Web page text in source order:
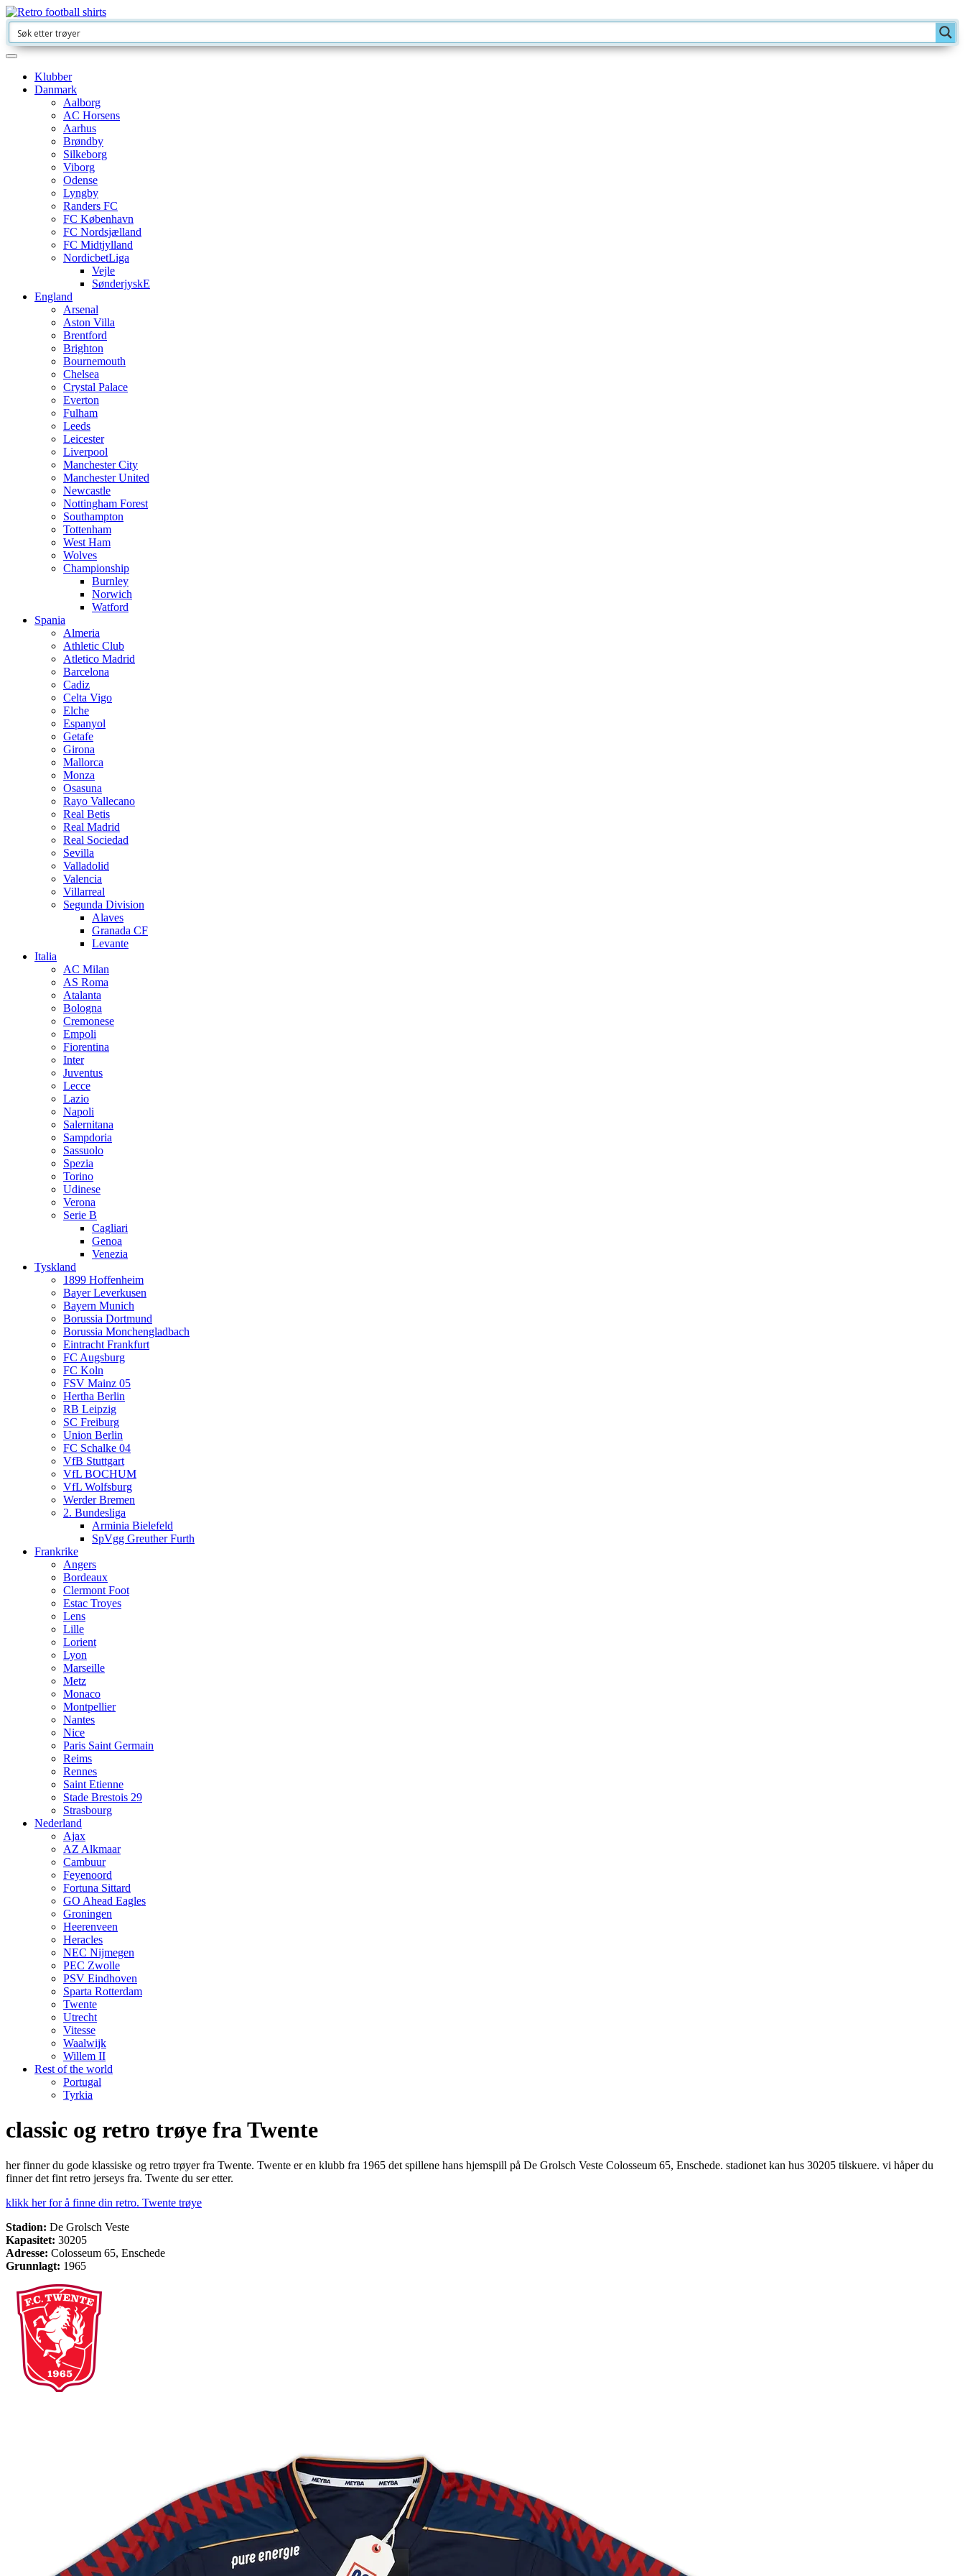
Klubber
Danmark
Aalborg
AC Horsens
Aarhus
Brøndby
Silkeborg
Viborg
Odense
Lyngby
Randers FC
FC København
FC Nordsjælland
FC Midtjylland
NordicbetLiga
Vejle
SønderjyskE
England
Arsenal
Aston Villa
Brentford
Brighton
Bournemouth
Chelsea
Crystal Palace
Everton
Fulham
Leeds
Leicester
Liverpool
Manchester City
Manchester United
Newcastle
Nottingham Forest
Southampton
Tottenham
West Ham
Wolves
Championship
Burnley
Norwich
Watford
Spania
Almeria
Athletic Club
Atletico Madrid
Barcelona
Cadiz
Celta Vigo
Elche
Espanyol
Getafe
Girona
Mallorca
Monza
Osasuna
Rayo Vallecano
Real Betis
Real Madrid
Real Sociedad
Sevilla
Valladolid
Valencia
Villarreal
Segunda Division
Alaves
Granada CF
Levante
Italia
AC Milan
AS Roma
Atalanta
Bologna
Cremonese
Empoli
Fiorentina
Inter
Juventus
Lecce
Lazio
Napoli
Salernitana
Sampdoria
Sassuolo
Spezia
Torino
Udinese
Verona
Serie B
Cagliari
Genoa
Venezia
Tyskland
1899 Hoffenheim
Bayer Leverkusen
Bayern Munich
Borussia Dortmund
Borussia Monchengladbach
Eintracht Frankfurt
FC Augsburg
FC Koln
FSV Mainz 05
Hertha Berlin
RB Leipzig
SC Freiburg
Union Berlin
FC Schalke 04
VfB Stuttgart
VfL BOCHUM
VfL Wolfsburg
Werder Bremen
2. Bundesliga
Arminia Bielefeld
SpVgg Greuther Furth
Frankrike
Angers
Bordeaux
Clermont Foot
Estac Troyes
Lens
Lille
Lorient
Lyon
Marseille
Metz
Monaco
Montpellier
Nantes
Nice
Paris Saint Germain
Reims
Rennes
Saint Etienne
Stade Brestois 29
Strasbourg
Nederland
Ajax
AZ Alkmaar
Cambuur
Feyenoord
Fortuna Sittard
GO Ahead Eagles
Groningen
Heerenveen
Heracles
NEC Nijmegen
PEC Zwolle
PSV Eindhoven
Sparta Rotterdam
Twente
Utrecht
Vitesse
Waalwijk
Willem II
Rest of the world
Portugal
Tyrkia
classic og retro trøye fra Twente
her finner du gode klassiske og retro trøyer fra Twente. Twente er en klubb fra 1965 det spillene hans hjemspill på De Grolsch Veste Colosseum 65, Enschede. stadionet kan hus 30205 tilskuere. vi håper du
finner det fint retro jerseys fra. Twente du ser etter.
klikk her for å finne din retro. Twente trøye
Stadion: De Grolsch Veste
Kapasitet: 30205
Adresse: Colosseum 65, Enschede
Grunnlagt: 1965